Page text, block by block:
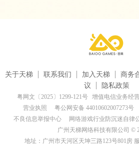
关于天梯 联系我们 加入天梯 商务
议
隐私政策
粤网文〔2025〕1299-121号 增值电信业务经
营业执照
粤公网安备 44010602007273号
不良信息举报中心
网络游戏行业防沉迷自律
广州天梯网络科技有限公司 ©
地址：广州市天河区天坤三路123号801房